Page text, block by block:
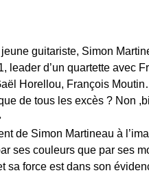
guitariste, Simon
leader d’un quartette avec
Horellou, François
de tous les excès ? Non
de Simon Martineau à
ses couleurs que par ses
sa force est dans son